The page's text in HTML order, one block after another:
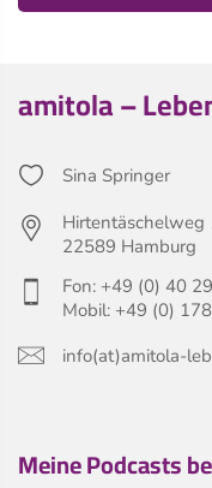
amitola –
Sina Springer
Hirtentäschelweg
22589 Hamburg
Fon: +49 (0) 40
Mobil: +49 (0)
info(at)amitola-
Meine Podcasts